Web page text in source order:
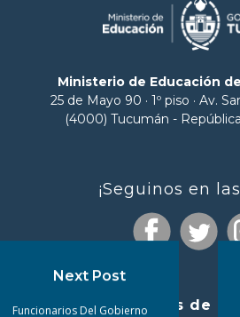
Ministerio de Educación
25 de Mayo 90 · 1º piso · Av.
(4000) Tucumán -
¡Seguinos en
Enlaces de
Next Post
Funcionarios Del Gobierno